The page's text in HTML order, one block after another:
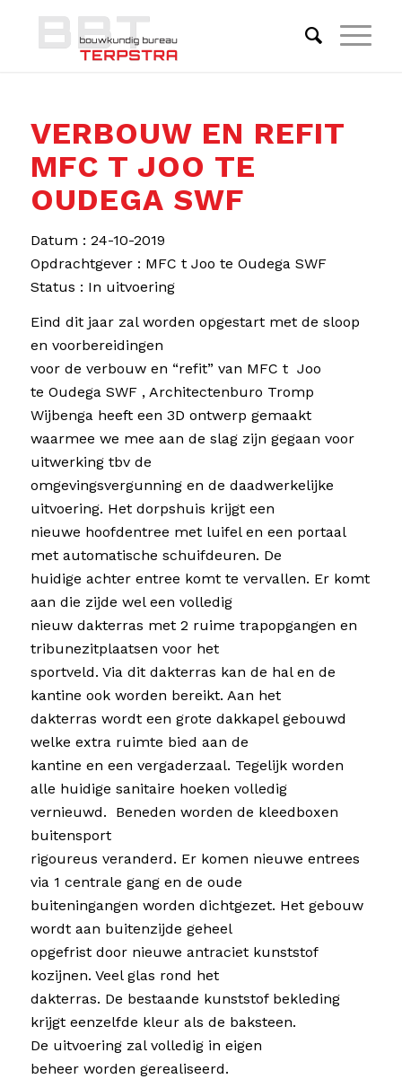
VERBOUW EN REFIT
MFC T JOO TE
OUDEGA SWF
Datum : 24-10-2019
Opdrachtgever : MFC t Joo te Oudega SWF
Status : In uitvoering
Eind dit jaar zal worden opgestart met de sloop
en voorbereidingen
voor de verbouw en “refit” van MFC t Joo
te Oudega SWF , Architectenburo Tromp
Wijbenga heeft een 3D ontwerp gemaakt
waarmee we mee aan de slag zijn gegaan voor
uitwerking tbv de
omgevingsvergunning en de daadwerkelijke
uitvoering. Het dorpshuis krijgt een
nieuwe hoofdentree met luifel en een portaal
met automatische schuifdeuren. De
huidige achter entree komt te vervallen. Er komt
aan die zijde wel een volledig
nieuw dakterras met 2 ruime trapopgangen en
tribunezitplaatsen voor het
sportveld. Via dit dakterras kan de hal en de
kantine ook worden bereikt. Aan het
dakterras wordt een grote dakkapel gebouwd
welke extra ruimte bied aan de
kantine en een vergaderzaal. Tegelijk worden
alle huidige sanitaire hoeken volledig
vernieuwd. Beneden worden de kleedboxen
buitensport
rigoureus veranderd. Er komen nieuwe entrees
via 1 centrale gang en de oude
buiteningangen worden dichtgezet. Het gebouw
wordt aan buitenzijde geheel
opgefrist door nieuwe antraciet kunststof
kozijnen. Veel glas rond het
dakterras. De bestaande kunststof bekleding
krijgt eenzelfde kleur als de baksteen.
De uitvoering zal volledig in eigen
beheer worden gerealiseerd.